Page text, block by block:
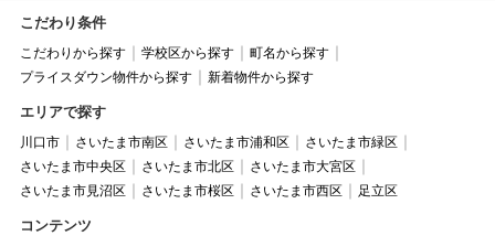
こだわり条件
こだわりから探す 学校区から探す
町名から探す
プライスダウン物件から探す
新着物件から探す
エリアで探す
川口市 さいたま市南区 さいたま市浦和区
さいたま市緑区
さいたま市中央区
さいたま市北区
さいたま市大宮区
さいたま市見沼区
さいたま市桜区 さいたま市西区 足立区
コンテンツ